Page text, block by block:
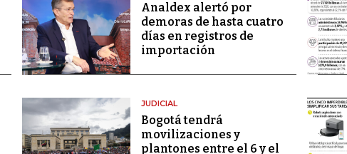
Analdex alertó por
demoras de hasta cuatro
días en registros de
importación
JUDICIAL
Bogotá tendrá
movilizaciones y
plantones entre el 6 y el